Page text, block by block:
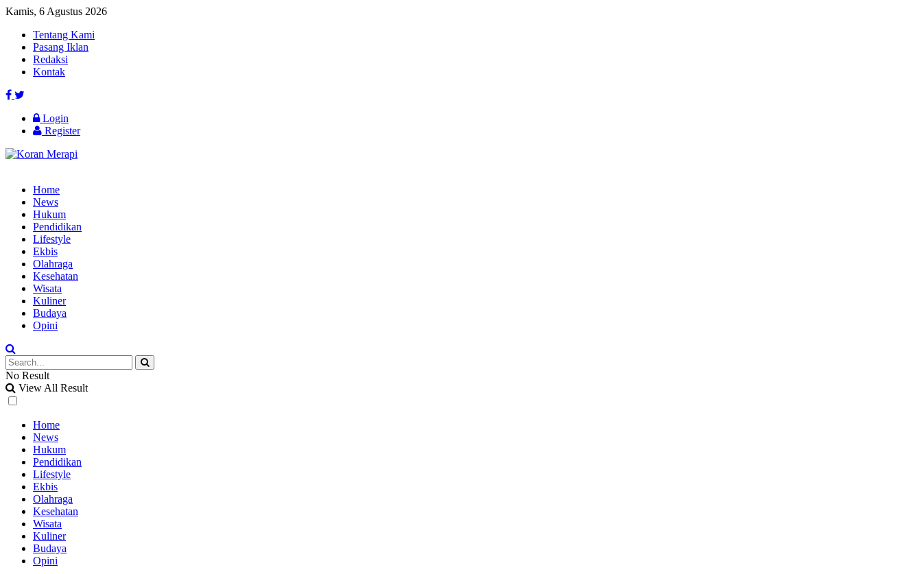
Kamis, 6 Agustus 2026
Tentang Kami
Pasang Iklan
Redaksi
Kontak
Login
Register
Home
News
Hukum
Pendidikan
Lifestyle
Ekbis
Olahraga
Kesehatan
Wisata
Kuliner
Budaya
Opini
No Result
View All Result
Home
News
Hukum
Pendidikan
Lifestyle
Ekbis
Olahraga
Kesehatan
Wisata
Kuliner
Budaya
Opini